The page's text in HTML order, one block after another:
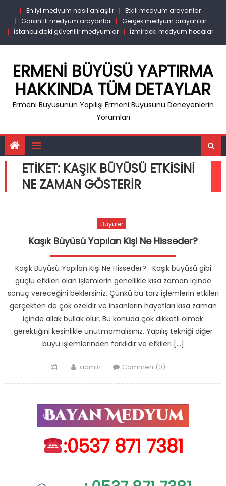
content
En iyi medyum nasıl anlaşılır
Etkili medyum arayanlar
Garantili medyum arayanlar
Gerçek medyum arayanlar
İstanbuldaki güvenilir medyumlar
İzmirdeki medyum hocalar
ERMENI BÜYÜSÜ YAPTIRMA
HAKKINDA TÜM DETAYLAR
Ermeni Büyüsünün Yapılışı Ermeni Büyüsünü Deneyenlerin
Yorumları
ETIKET: KAŞIK BÜYÜSÜ ETKISINI
NE ZAMAN GÖSTERIR
Büyüler
Kaşık Büyüsü Yapılan Kişi Ne Hisseder?
Kaşık Büyüsü Yapılan Kişi Ne Hisseder? Kaşık büyüsü gibi
güçlü etkileri olan işlemlerin genellikle kısa zaman içinde
sonuç vereceğini beklersiniz. Çünkü bu tarz işlemlerin etkileri
gerçekten de çok özeldir ve insanların hayatları kısa zaman
içinde allak bullak olur. Bu konuda çok dikkatli olmak
gerektiğini kesinlikle unutmamalısınız. Yapılış tekniği diğer
büyü işlemlerinden farklıdır ve etkileri […]
PostedAuthor
admin Comment(0)
:0537 871 7381